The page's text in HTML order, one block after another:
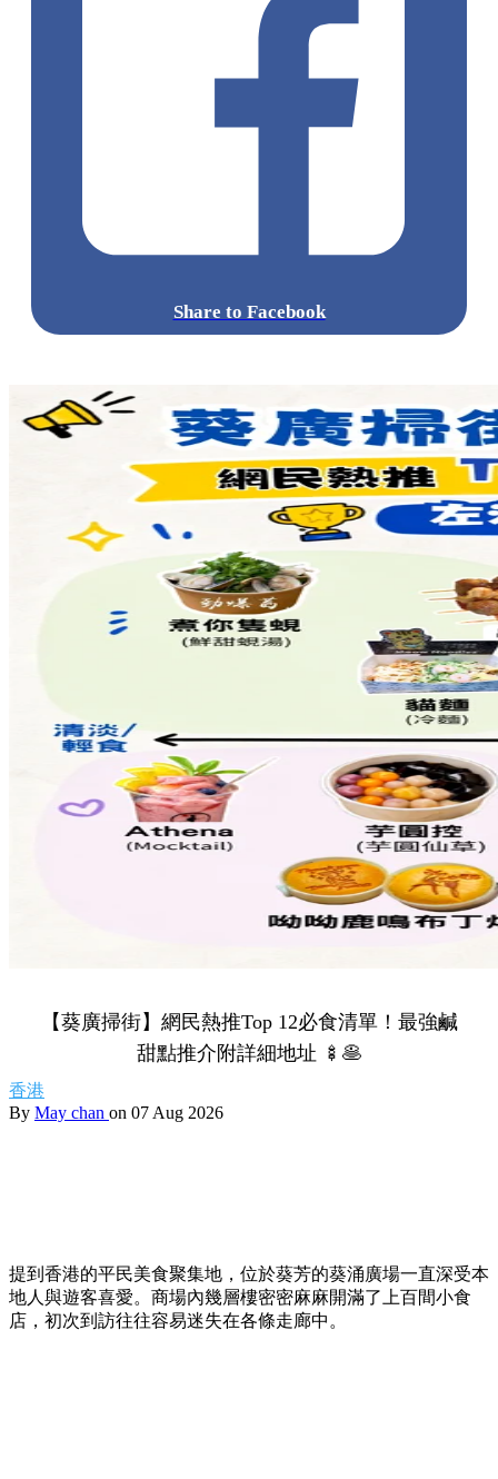
Share to Facebook
【葵廣掃街】網民熱推Top 12必食清單！最強鹹
甜點推介附詳細地址 🍢🥞
香港
By May chan on 07 Aug 2026
提到香港的平民美食聚集地，位於葵芳的葵涌廣場一直深受本
地人與遊客喜愛。商場內幾層樓密密麻麻開滿了上百間小食
店，初次到訪往往容易迷失在各條走廊中。